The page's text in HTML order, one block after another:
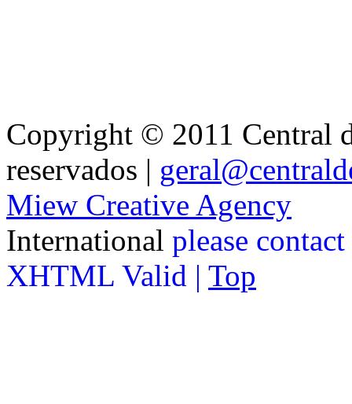
Copyright © 2011 Central
reservados |
Miew Creative Agency
International please
XHTML Valid | Top